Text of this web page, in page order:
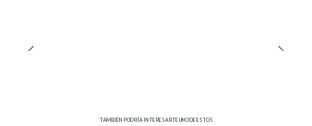
TAMBIÉN PODRÍA INTERESARTE UNO DE ESTOS